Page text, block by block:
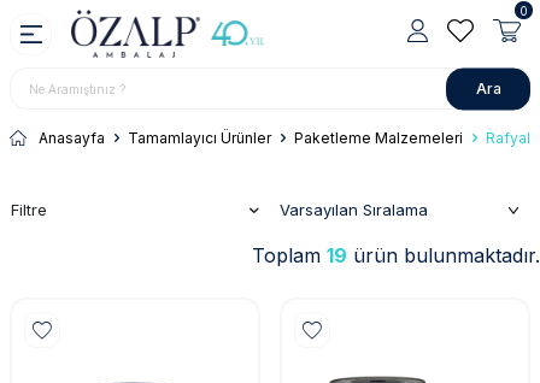
Ara
0
Anasayfa Tamamlayıcı Ürünler Paketleme Malzemeleri
Filtre
Toplam 19 ürün bulunmaktadır.